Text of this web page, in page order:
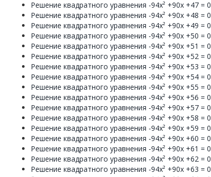
Решение квадратного уравнения -94x² +90x +47 = 0
Решение квадратного уравнения -94x² +90x +48 = 0
Решение квадратного уравнения -94x² +90x +49 = 0
Решение квадратного уравнения -94x² +90x +50 = 0
Решение квадратного уравнения -94x² +90x +51 = 0
Решение квадратного уравнения -94x² +90x +52 = 0
Решение квадратного уравнения -94x² +90x +53 = 0
Решение квадратного уравнения -94x² +90x +54 = 0
Решение квадратного уравнения -94x² +90x +55 = 0
Решение квадратного уравнения -94x² +90x +56 = 0
Решение квадратного уравнения -94x² +90x +57 = 0
Решение квадратного уравнения -94x² +90x +58 = 0
Решение квадратного уравнения -94x² +90x +59 = 0
Решение квадратного уравнения -94x² +90x +60 = 0
Решение квадратного уравнения -94x² +90x +61 = 0
Решение квадратного уравнения -94x² +90x +62 = 0
Решение квадратного уравнения -94x² +90x +63 = 0